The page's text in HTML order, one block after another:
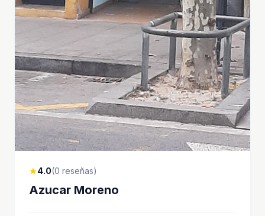
star4.0(0 reseñas)
Azucar Moreno